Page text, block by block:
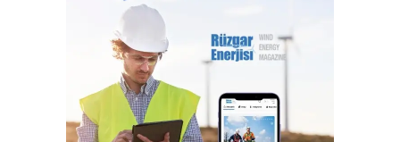
Türkiye’nin ekonomisine katkı sağlayan sektörlerin
tamamını içermektedir ve IACS üyeliğimiz ile büyümenin,
gelişmenin ve ülkemize katkı sağlamanın faydası ve gururu
100. yılında Türkiye Cumhuriyeti’nindir.”